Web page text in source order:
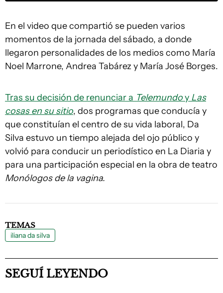
En el video que compartió se pueden varios
momentos de la jornada del sábado, a donde
llegaron personalidades de los medios como María
Noel Marrone, Andrea Tabárez y María José Borges.
Tras su decisión de renunciar a Telemundoy Las
cosas en su sitio, dos programas que conducía y
que constituían el centro de su vida laboral, Da
Silva estuvo un tiempo alejada del ojo público y
volvió para conducir un periodístico en La Diaria y
para una participación especial en la obra de teatro
Monólogos de la vagina.
TEMAS
iliana da silva
SEGUÍ LEYENDO